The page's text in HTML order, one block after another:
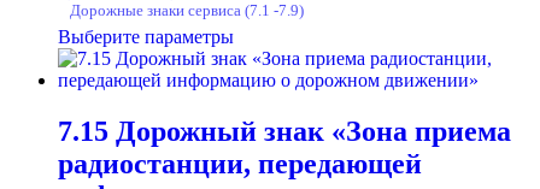
Дорожные знаки сервиса (7.1 -7.9)
Выберите параметры
7.15 Дорожный знак «Зона приема
радиостанции, передающей